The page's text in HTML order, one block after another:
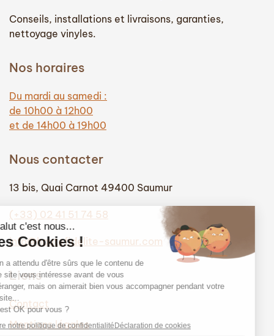
Conseils, installations et livraisons, garanties,
nettoyage vinyles.
Nos horaires
Du mardi au samedi :
de 10h00 à 12h00
et de 14h00 à 19h00
Nous contacter
13 bis, Quai Carnot 49400 Saumur
(+33) 02 41 51 74 58
info@hautefidelite-saumur.com
Liens
Contact
Mentions légales